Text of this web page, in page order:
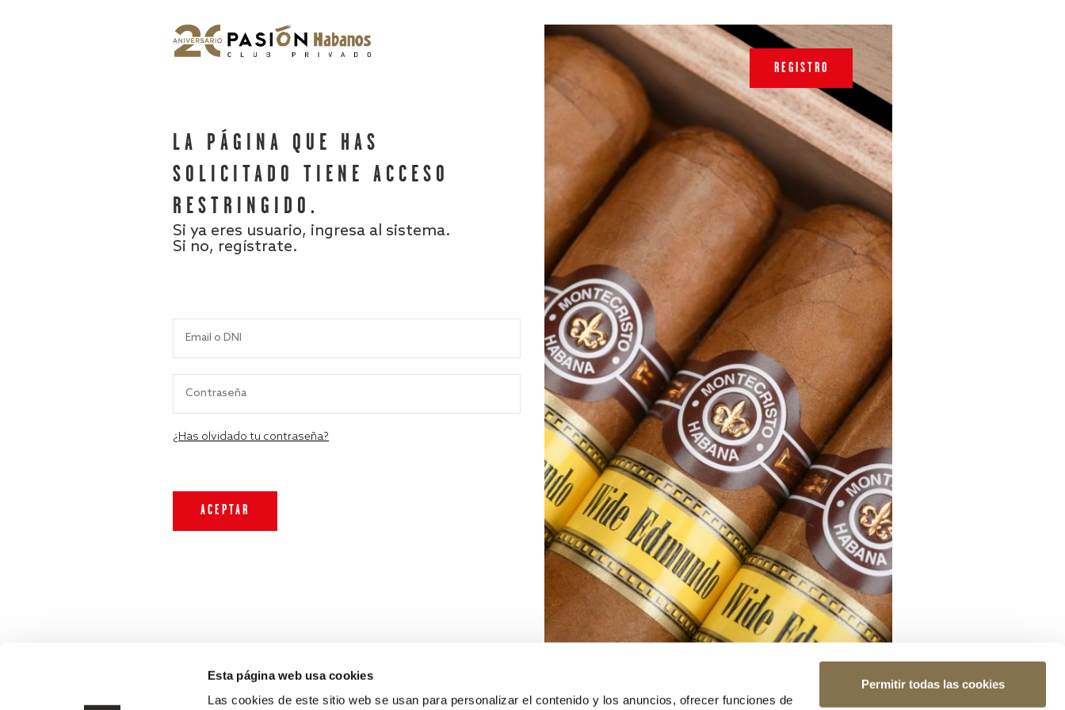
Esta página web usa cookies
Las cookies de este sitio web se usan para personalizar el contenido y los anuncios, ofrecer funciones de
Permitir todas las cookies
LA PÁGINA QUE HAS
SOLICITADO TIENE ACCESO
RESTRINGIDO.
Si ya eres usuario, ingresa al sistema.
Si no, regístrate.
¿Has olvidado tu contraseña?
REGISTRO